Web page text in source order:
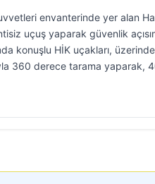
envanterinde yer alan
uçuş yaparak güvenlik
konuşlu HİK uçakları,
360 derece tarama yaparak,